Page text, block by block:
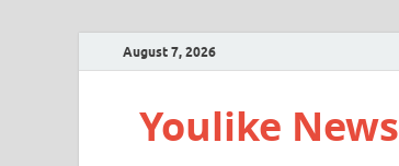
August 7, 2026
Youlike News